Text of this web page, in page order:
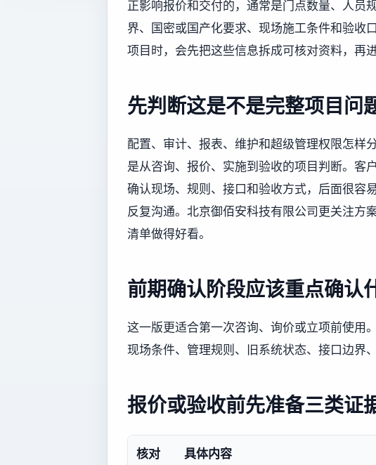
正影响报价和交付的，通常是门点数量、人员
界、国密或国产化要求、现场施工条件和验收
项目时，会先把这些信息拆成可核对资料，再
先判断这是不是完整项目问
配置、审计、报表、维护和超级管理权限怎样
是从咨询、报价、实施到验收的项目判断。客
确认现场、规则、接口和验收方式，后面很容
反复沟通。北京御佰安科技有限公司更关注方
清单做得好看。
前期确认阶段应该重点确认
这一版更适合第一次咨询、询价或立项前使用
现场条件、管理规则、旧系统状态、接口边界
报价或验收前先准备三类证
核对
具体内容